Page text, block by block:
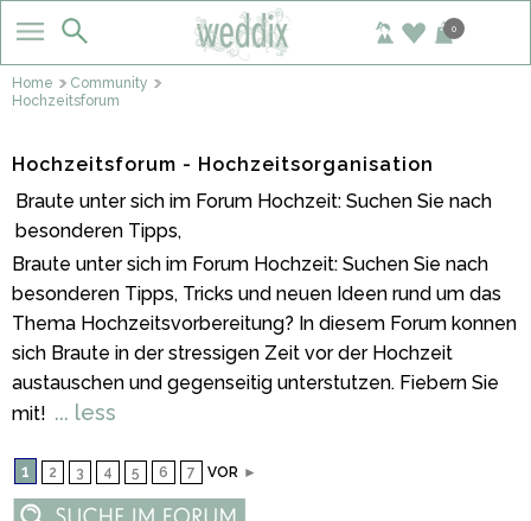
0
Home
Community
Hochzeitsforum
Hochzeitsforum - Hochzeitsorganisation
Braute unter sich im Forum Hochzeit: Suchen Sie nach
besonderen Tipps,
Braute unter sich im Forum Hochzeit: Suchen Sie nach
besonderen Tipps, Tricks und neuen Ideen rund um das
Thema Hochzeitsvorbereitung? In diesem Forum konnen
sich Braute in der stressigen Zeit vor der Hochzeit
austauschen und gegenseitig unterstutzen. Fiebern Sie
mit! ... less
1 2 3 4 5 6 7 VOR ►